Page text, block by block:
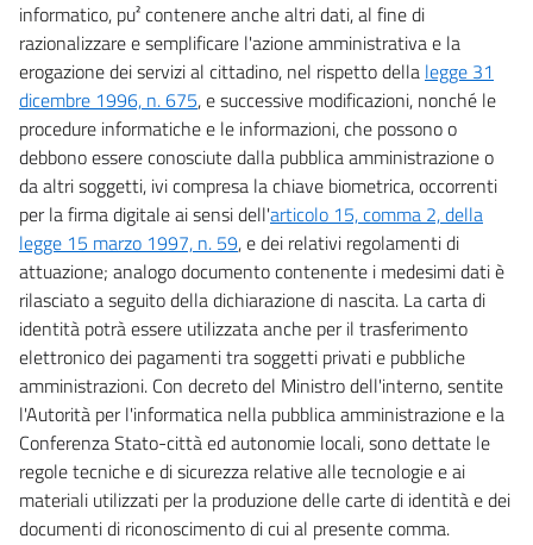
informatico, pu² contenere anche altri dati, al fine di
razionalizzare e semplificare l'azione amministrativa e la
erogazione dei servizi al cittadino, nel rispetto della legge 31
dicembre 1996, n. 675, e successive modificazioni, nonché le
procedure informatiche e le informazioni, che possono o
debbono essere conosciute dalla pubblica amministrazione o
da altri soggetti, ivi compresa la chiave biometrica, occorrenti
per la firma digitale ai sensi dell'articolo 15, comma 2, della
legge 15 marzo 1997, n. 59, e dei relativi regolamenti di
attuazione; analogo documento contenente i medesimi dati è
rilasciato a seguito della dichiarazione di nascita. La carta di
identità potrà essere utilizzata anche per il trasferimento
elettronico dei pagamenti tra soggetti privati e pubbliche
amministrazioni. Con decreto del Ministro dell'interno, sentite
l'Autorità per l'informatica nella pubblica amministrazione e la
Conferenza Stato-città ed autonomie locali, sono dettate le
regole tecniche e di sicurezza relative alle tecnologie e ai
materiali utilizzati per la produzione delle carte di identità e dei
documenti di riconoscimento di cui al presente comma.